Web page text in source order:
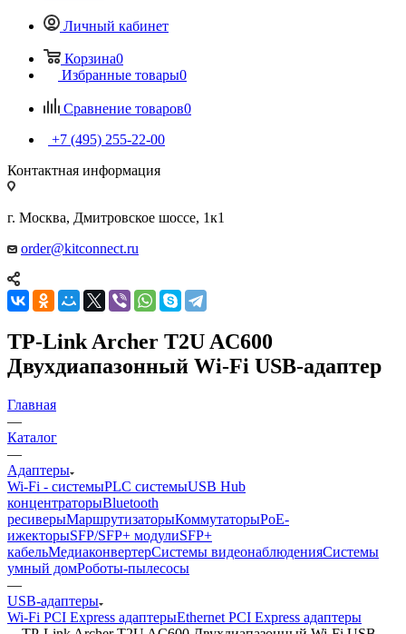
Личный кабинет
Корзина0
Избранные товары0
Сравнение товаров0
+7 (495) 255-22-00
Контактная информация
г. Москва, Дмитровское шоссе, 1к1
order@kitconnect.ru
TP-Link Archer T2U AC600
Двухдиапазонный Wi-Fi USB-адаптер
Главная
—
Каталог
—
Адаптеры
Wi-Fi - системыPLC системыUSB Hub
концентраторыBluetooth
ресиверыМаршрутизаторыКоммутаторыPoE-
ижекторыSFP/SFP+ модулиSFP+
кабельМедиаконвертерСистемы видеонаблюденияСистемы
умный домРоботы-пылесосы
—
USB-адаптеры
Wi-Fi PCI Express адаптерыEthernet PCI Express адаптеры